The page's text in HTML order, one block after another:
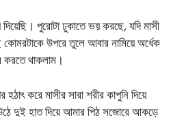
পুরোটা ঢুকাতে ভয় করছে, যদি মাসী
উপরে তুলে আবার নামিয়ে অর্ধেক
করতে থাকলাম।
করে মাসীর সারা শরীর কাপুনি দিয়ে
দুই হাত দিয়ে আমার পিঠ সজোরে আকড়ে